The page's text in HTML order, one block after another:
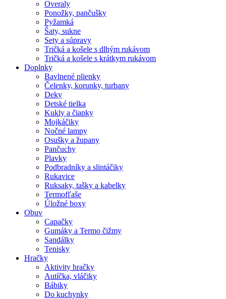
Overaly
Ponožky, pančušky
Pyžamká
Šaty, sukne
Sety a súpravy
Tričká a košele s dlhým rukávom
Tričká a košele s krátkym rukávom
Doplnky
Bavlnené plienky
Čelenky, korunky, turbany
Deky
Detské tielka
Kukly a čiapky
Mojkáčiky
Nočné lampy
Osušky a župany
Pančuchy
Plavky
Podbradníky a slintáčiky
Rukavice
Ruksaky, tašky a kabelky
Termofľaše
Úložné boxy
Obuv
Capačky
Gumáky a Termo čižmy
Sandálky
Tenisky
Hračky
Aktivity hračky
Autíčka, vláčiky
Bábiky
Do kuchynky